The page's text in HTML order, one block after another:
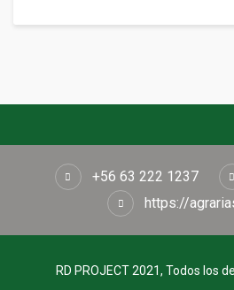
+56 63 222 1237
https://
RD PROJECT 2021, Todos los